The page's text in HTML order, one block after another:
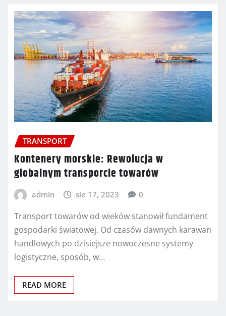
TRANSPORT
Kontenery morskie: Rewolucja w
globalnym transporcie towarów
admin sie 17, 2023 0
Transport towarów od wieków stanowił fundament
gospodarki światowej. Od czasów dawnych karawan
handlowych po dzisiejsze nowoczesne systemy
logistyczne, sposób, w…
READ MORE